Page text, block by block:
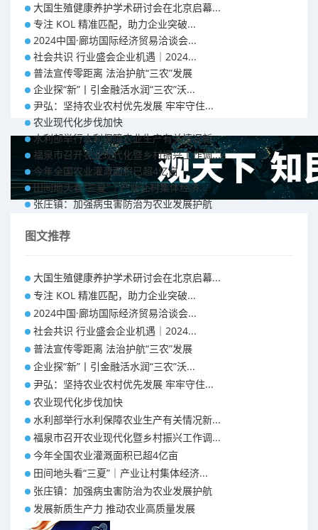
大国生殖健康养护学术研讨会在北京启幕...
专注 KOL 精准匹配，助力企业突破...
2024中国·廊坊国际经济贸易洽谈会...
社会共识 行业盛会企业机遇｜2024...
普法宣传零距离 法治护航“三农”发展
企业探“新”丨引金融活水润“三农”沃...
尹弘：坚持农业农村优先发展 牢牢守住...
农业现代化步伐加快
水利部举行水利保障农业生产有关情况新...
福泉市召开农业现代化暨乡村振兴工作调...
今年全国农业灌溉面积已超4亿亩
田间地头看“三夏”｜产业让村集体经济...
张庄镇：加强病虫害防治为农业发展护航
图文推荐
大国生殖健康养护学术研讨会在北京启幕...
专注 KOL 精准匹配，助力企业突破...
2024中国·廊坊国际经济贸易洽谈会...
社会共识 行业盛会企业机遇｜2024...
普法宣传零距离 法治护航“三农”发展
企业探“新”丨引金融活水润“三农”沃...
尹弘：坚持农业农村优先发展 牢牢守住...
农业现代化步伐加快
水利部举行水利保障农业生产有关情况新...
福泉市召开农业现代化暨乡村振兴工作调...
今年全国农业灌溉面积已超4亿亩
田间地头看“三夏”｜产业让村集体经济...
张庄镇：加强病虫害防治为农业发展护航
发展新质生产力 推动农业高质量发展